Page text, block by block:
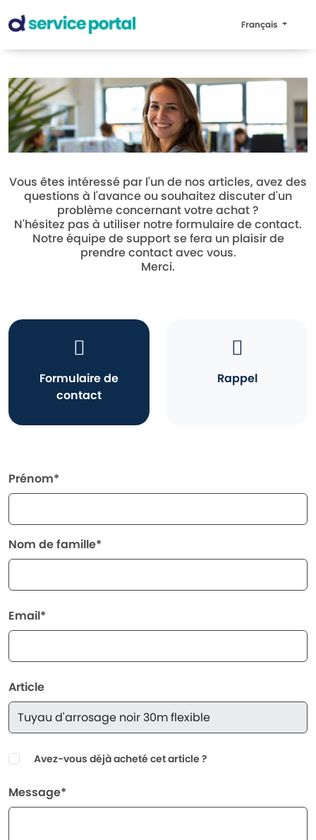
Français
Vous êtes intéressé par l'un de nos articles, avez des
questions à l'avance ou souhaitez discuter d'un
problème concernant votre achat ?
N'hésitez pas à utiliser notre formulaire de contact.
Notre équipe de support se fera un plaisir de
prendre contact avec vous.
Merci.
Formulaire de
contact
Rappel
Prénom*
Nom de famille*
Email*
Article
Avez-vous déjà acheté cet article ?
Message*